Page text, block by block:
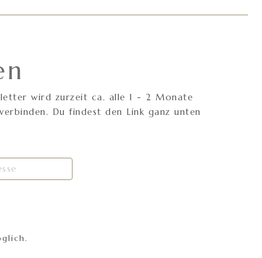
wird zurzeit ca. alle 1 - 2 Monate
Du findest den Link ganz unten